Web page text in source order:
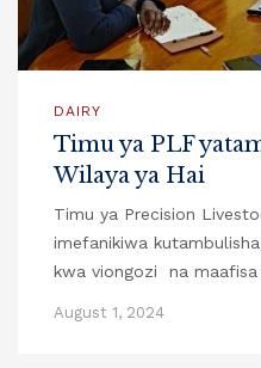
DAIRY
Timu ya PLF
Wilaya ya Hai
Timu ya Precision
imefanikiwa
kwa viongozi na maafisa
August 1, 2024